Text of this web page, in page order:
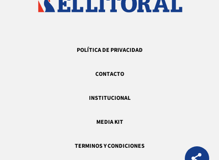
POLÍTICA DE PRIVACIDAD
CONTACTO
INSTITUCIONAL
MEDIA KIT
TERMINOS Y CONDICIONES